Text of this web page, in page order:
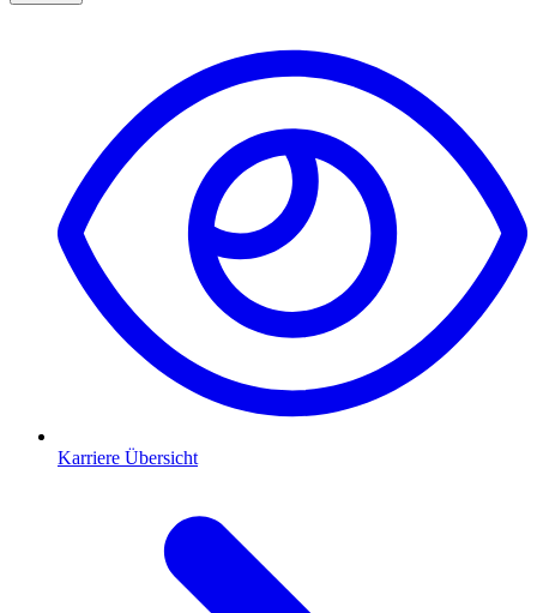
Karriere Übersicht